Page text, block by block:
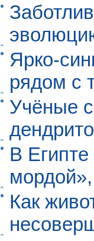
Ярко-
рядом с
Учёные
В
Как